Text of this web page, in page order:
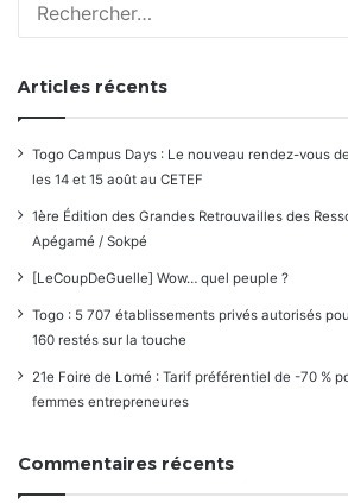
commentaires
Articles récents
Togo Campus Days : Le nouveau rendez-vous
les 14 et 15 août au CETEF
1ère Édition des Grandes Retrouvailles des
Apégamé / Sokpé
[LeCoupDeGuelle] Wow… quel peuple ?
Togo : 5 707 établissements privés autorisés
160 restés sur la touche
21e Foire de Lomé : Tarif préférentiel de -70 %
femmes entrepreneures
Commentaires récents